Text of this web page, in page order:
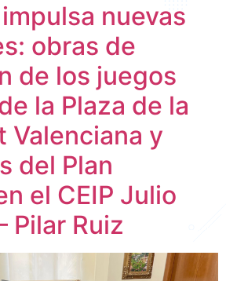
nuevas
obras de
de los juegos
la Plaza de la
Valenciana y
del Plan
el CEIP Julio
Pilar Ruiz